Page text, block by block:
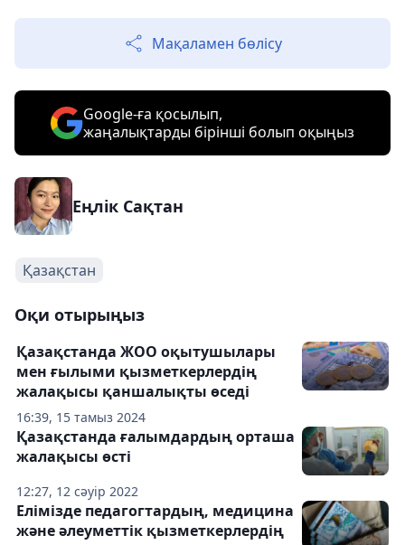
Мақаламен бөлісу
Google-ға қосылып,
жаңалықтарды бірінші болып оқыңыз
Еңлік Сақтан
Қазақстан
Оқи отырыңыз
16:39, 15 тамыз 2024
Қазақстанда ЖОО оқытушылары
мен ғылыми қызметкерлердің
жалақысы қаншалықты өседі
12:27, 12 сәуір 2022
Қазақстанда ғалымдардың орташа
жалақысы өсті
Елімізде педагогтардың, медицина
және әлеуметтік қызметкерлердің